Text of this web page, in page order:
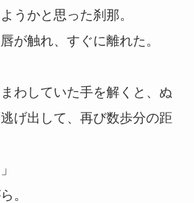
うかと思った刹那。
が触れ、すぐに離れた。
わしていた手を解くと、ぬ
げ出して、再び数歩分の距
。